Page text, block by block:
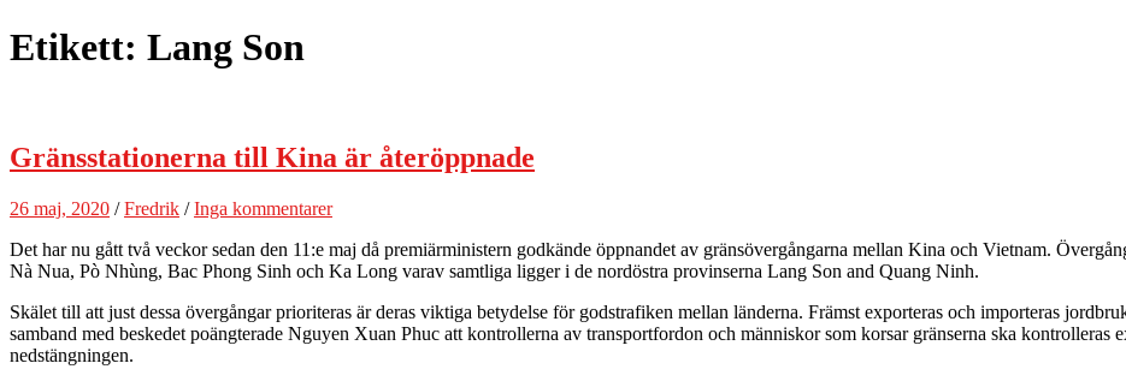
Etikett: Lang Son
Gränsstationerna till Kina är återöppnade
26 maj, 2020 /Fredrik /Inga kommentarer
Det har nu gått två veckor sedan den 11:e maj då premiärministern godkände öppnandet av gränsövergångarna mellan Kina och Vietnam.
Nà Nua, Pò Nhùng, Bac Phong Sinh och Ka Long varav samtliga ligger i de nordöstra provinserna Lang Son and Quang Ninh.
Skälet till att just dessa övergångar prioriteras är deras viktiga betydelse för godstrafiken mellan länderna. Främst exporteras och importeras
samband med beskedet poängterade Nguyen Xuan Phuc att kontrollerna av transportfordon och människor som korsar gränserna ska
nedstängningen.